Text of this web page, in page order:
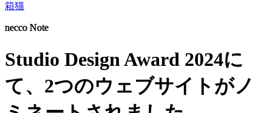
箱猫
necco Note
Studio Design Award 2024に
て、2つのウェブサイトがノ